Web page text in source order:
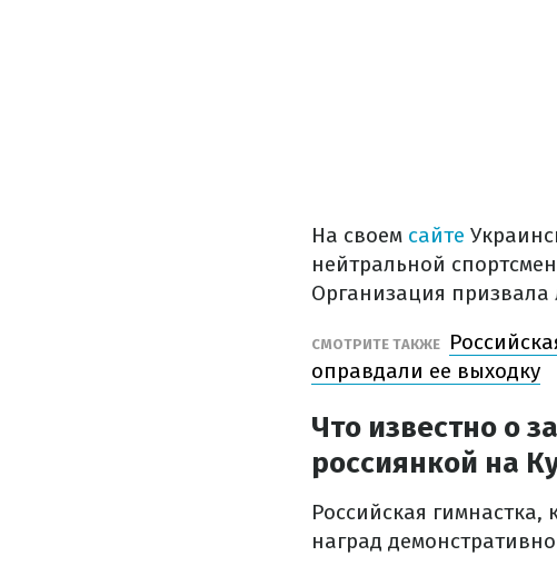
На своем сайте
нейтральной
Организация призвала
СМОТРИТЕ ТАКЖЕ
оправдали ее выходку
Что известно о
россиянкой на
Российская гимнастка,
наград